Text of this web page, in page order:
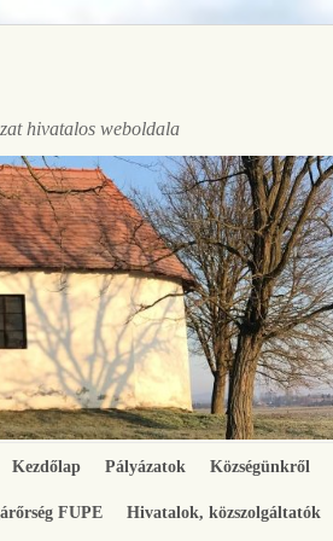
hivatalos weboldala
Kezdőlap Pályázatok Községünkről
FUPE Hivatalok, közszolgáltatók